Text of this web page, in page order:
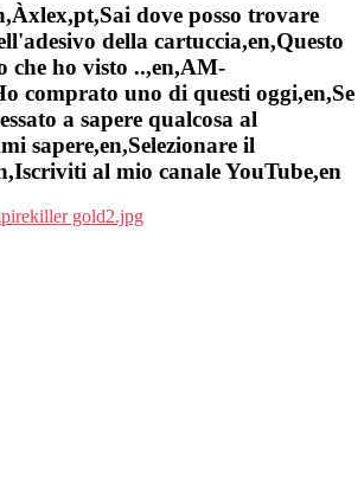
dove posso trovare
della cartuccia,en,Questo
che ho visto ..,en,AM-
comprato uno di questi oggi,en,Se
a sapere qualcosa al
sapere,en,Selezionare il
al mio canale YouTube,en